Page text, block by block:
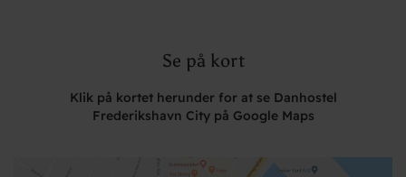
Se på kort
Klik på kortet herunder for at se Danhostel
Frederikshavn City på Google Maps